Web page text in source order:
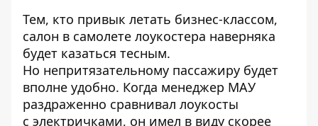
Тем, кто привык летать бизнес-классом,
салон в самолете лоукостера наверняка
будет казаться тесным.
Но непритязательному пассажиру будет
вполне удобно. Когда менеджер МАУ
раздраженно сравнивал лоукосты
с электричками, он имел в виду скорее